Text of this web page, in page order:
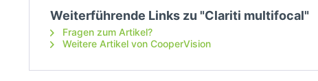
Weiterführende Links zu "Clariti multifocal"
Fragen zum Artikel?
Weitere Artikel von CooperVision